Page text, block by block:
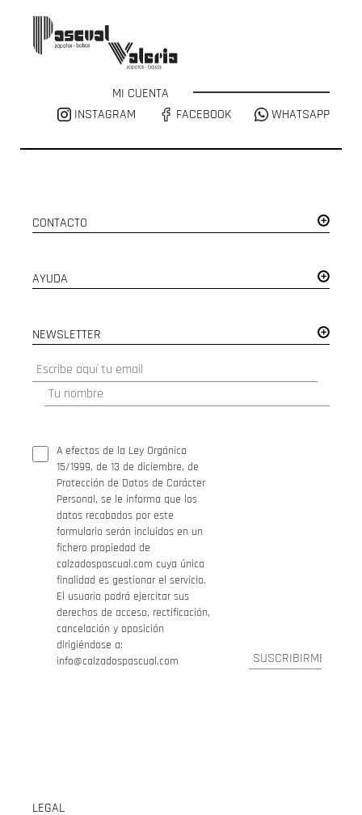
MI CUENTA
INSTAGRAM
FACEBOOK WHATSAPP
CONTACTO
AYUDA
NEWSLETTER
A efectos de la Ley Orgánica
15/1999, de 13 de diciembre, de
Protección de Datos de Carácter
Personal, se le informa que los
datos recabados por este
formulario serán incluidos en un
fichero propiedad de
calzadospascual.com cuya única
finalidad es gestionar el servicio.
El usuario podrá ejercitar sus
derechos de acceso, rectificación,
cancelación y oposición
dirigiéndose a:
info@calzadospascual.com
LEGAL